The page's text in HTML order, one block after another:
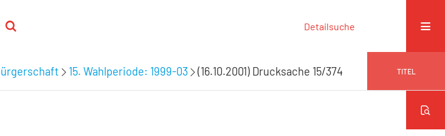
Detailsuche
15. Wahlperiode: 1999-03 (16.10.2001) Drucksache 15/374 TITEL